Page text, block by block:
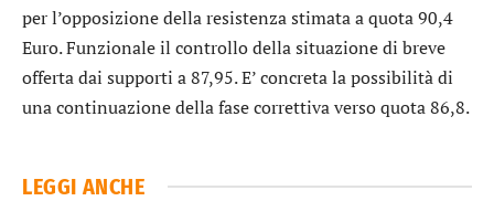
per l’opposizione della resistenza stimata a quota 90,4
Euro. Funzionale il controllo della situazione di breve
offerta dai supporti a 87,95. E’ concreta la possibilità di
una continuazione della fase correttiva verso quota 86,8.
LEGGI ANCHE